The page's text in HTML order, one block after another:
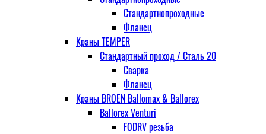
Стандартнопроходные
Фланец
Краны TEMPER
Стандартный проход / Cталь 20
Сварка
Фланец
Краны BROEN Ballomax & Ballorex
Ballorex Venturi
FODRV резьба